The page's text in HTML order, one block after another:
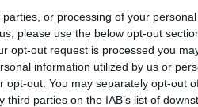
or processing of your
please use the below opt-out
opt-out request is processed you
information utilized by us or
opt-out. You may separately opt-out
parties on the IAB’s list of